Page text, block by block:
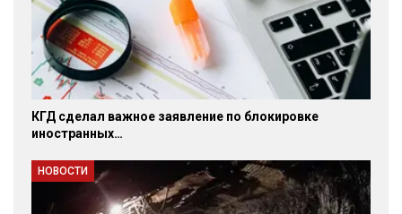
КГД сделал важное заявление по блокировке
иностранных…
НОВОСТИ